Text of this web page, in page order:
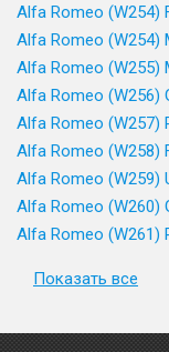
Alfa Romeo (W254)
Alfa Romeo (W254)
Alfa Romeo (W255)
Alfa Romeo (W256)
Alfa Romeo (W257)
Alfa Romeo (W258)
Alfa Romeo (W259)
Alfa Romeo (W260)
Alfa Romeo (W261)
Показать все